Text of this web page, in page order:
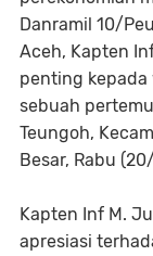
Danramil 10/
Aceh, Kapten
penting kepada
sebuah
Teungoh,
Besar, Rabu
Kapten Inf M.
apresiasi